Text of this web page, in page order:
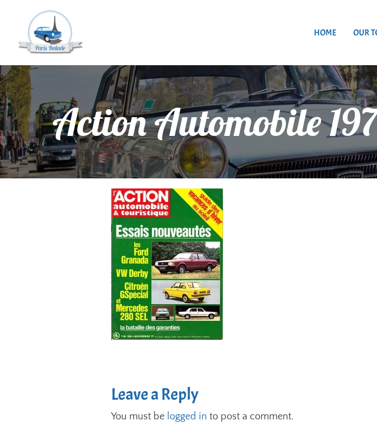
HOME OUR
Action Automobile
Leave a Reply
You must be logged in to post a comment.